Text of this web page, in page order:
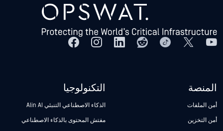
المنصة
أمن الملفات
أمن التخزين
التكنولوجيا
الذكاء الاصطناعي التنبئي Alin AI
مفتش المحتوى بالذكاء الاصطناعي